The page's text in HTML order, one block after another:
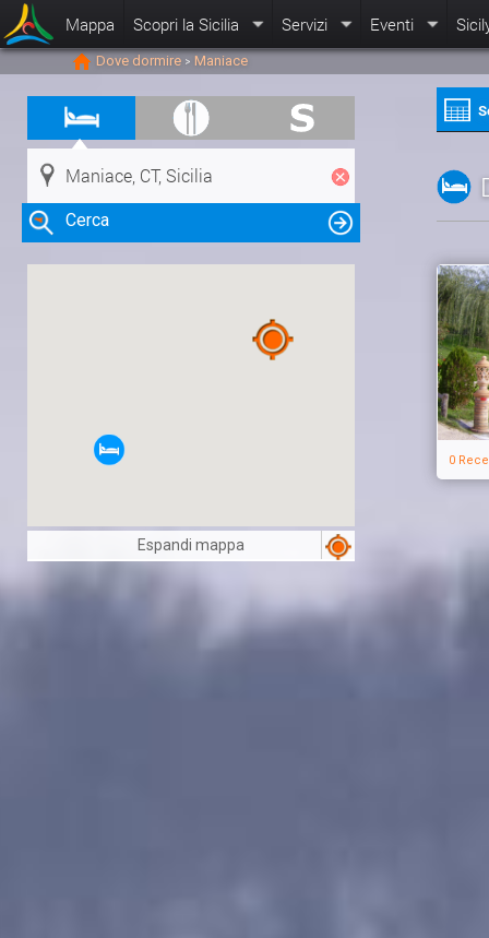
Mappa Scopri la Sicilia Servizi Eventi
Dove dormire > Maniace
Cerca
Clicca su una risorsa nella mappa
Espandi mappa
0